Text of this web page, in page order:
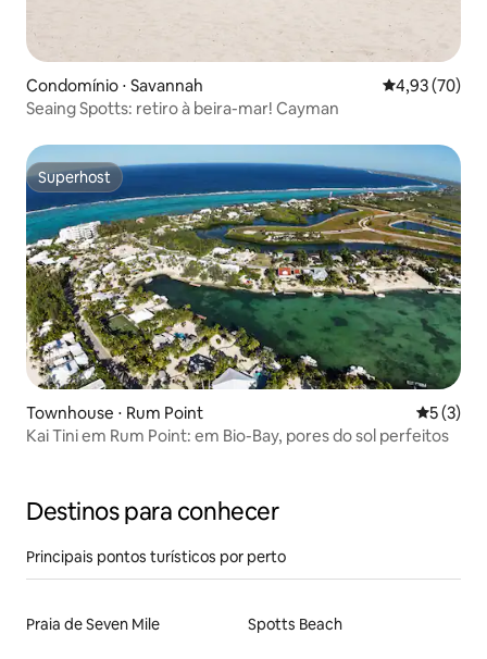
Condomínio ⋅ Savannah 4,93 de uma
4,93 (70)
Seaing Spotts: retiro à beira-mar! Cayman
Superhost
Superhost
Townhouse ⋅ Rum Point 5 de
5 (3)
Kai Tini em Rum Point: em Bio-Bay, pores do sol perfeitos
Destinos para conhecer
Principais pontos turísticos por perto
Praia de Seven Mile Spotts Beach